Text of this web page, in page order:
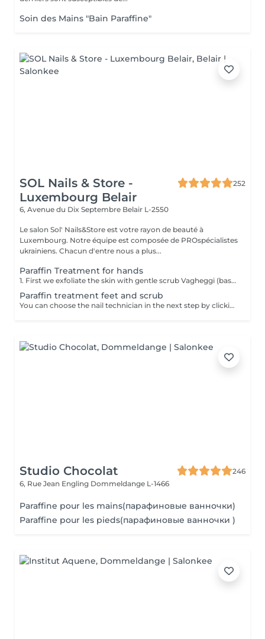
Soin des Mains "Bain Paraffine"
SOL Nails & Store -
Luxembourg Belair
252
6, Avenue du Dix Septembre Belair L-2550
Le salon Sol' Nails&Store est votre rayon de beauté à
Luxembourg. Notre équipe est composée de PROspécialistes
ukrainiens. Chacun d'entre nous a plus...
Paraffin Treatment for hands
1. First we exfoliate the skin with gentle scrub Vagheggi (based on brown sugar and ground coffee that have an exfoliating effect; also it includes detoxifying green clay) 2. After, we apply hydrating cream Vagheggi (that includes coconut oil and cocoa butter, vitamin E and moisturising hyaluronic acid) - it's amazing for nourishing and hydrating. 3. The last step is the paraffin wax itself. You gently dip a few times your hand into the warm melted paraffin. It builds up a thick, warm "glove" of wax. 4. Once the wax layers are set, the hand is wrapped in a protective plastic liner and then placed into a soft glove. This insulates the heat and allows the moisture to be absorbed. For 15-20 min you have time to rest and relax. 5. The final step is to remove everything and your hands are ready, fully nourished. Depending on your skin and desire, you can repeat this treatment 2-4 time once a week or 2 weeks to get a cumulative effect. Advantages: Deeply nourishes dry skin, restores elasticity, and provides a "velvet skin" effect. Ideal after winter.
Paraffin treatment feet and scrub
You can choose the nail technician in the next step by clicking "Select employee". 1. First we exfoliate the skin with gentle scrub Vagheggi (based on brown sugar and ground coffee that have an exfoliating effect; also it includes detoxifying green clay) 2. After, we apply hydrating cream Vagheggi (that includes coconut oil and cocoa butter, vitamin E and moisturising hyaluronic acid) - it's amazing for nourishing and hydrating. 3. The last step is the paraffin wax itself. You gently dip a few times your foot into the warm melted paraffin. It builds up a thick, warm "glove" of wax. 4. Once the wax layers are set, the foot is wrapped in a protective plastic liner and then placed into a soft glove. This insulates the heat and allows the moisture to be absorbed. For 15-20 min you have time to rest and relax. 5. The final step is to remove everything and your feet are ready, fully nourished. Depending on your skin and desire, you can repeat this treatment 2-4 time once a week or 2 weeks to get a cumulative effect. Advantages: Deeply nourishes dry skin, restores elasticity, and provides a "velvet skin" effect. Ideal after winter.
Studio Chocolat
246
6, Rue Jean Engling Dommeldange L-1466
Paraffine pour les mains(парафиновые ванночки)
Paraffine pour les pieds(парафиновые ванночки )